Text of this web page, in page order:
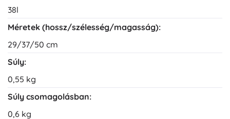
38l
Méretek (hossz/szélesség/magasság):
29/37/50 cm
Súly:
0,55 kg
Súly csomagolásban:
0,6 kg